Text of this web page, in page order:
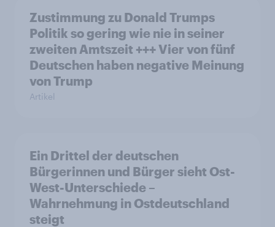
Zustimmung zu Donald Trumps
Politik so gering wie nie in seiner
zweiten Amtszeit +++ Vier von fünf
Deutschen haben negative Meinung
von Trump
Artikel
Ein Drittel der deutschen
Bürgerinnen und Bürger sieht Ost-
West-Unterschiede –
Wahrnehmung in Ostdeutschland
steigt